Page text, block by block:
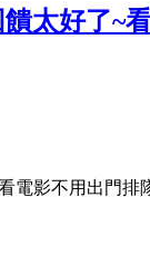
太好了~
電影不用出門排